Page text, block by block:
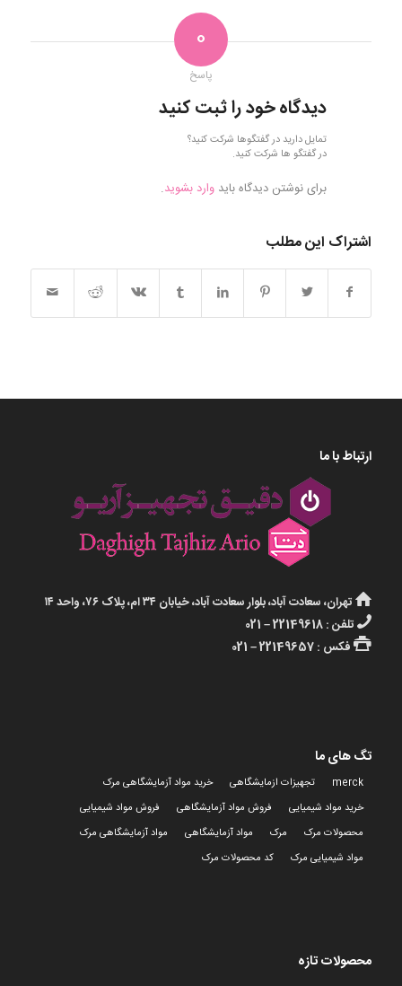
0
پاسخ
دیدگاه خود را ثبت کنید
تمایل دارید در گفتگوها شرکت کنید؟
در گفتگو ها شرکت کنید.
برای نوشتن دیدگاه باید وارد بشوید.
اشتراک این مطلب
ارتباط با ما
تهران، سعادت آباد، بلوار سعادت آباد، خیابان ۳۴ ام، پلاک ۷۶، واحد ۱۴
تلفن : 22149618 – 021
فکس : 22149657 – 021
تگ های ما
merck تجهیزات ازمایشگاهی
خرید مواد آزمایشگاهی مرک
خرید مواد شیمیایی
فروش مواد آزمایشگاهی
فروش مواد شیمیایی
محصولات مرک
مرک مواد آزمایشگاهی
مواد آزمایشگاهی مرک
مواد شیمیایی مرک
کد محصولات مرک
محصولات تازه